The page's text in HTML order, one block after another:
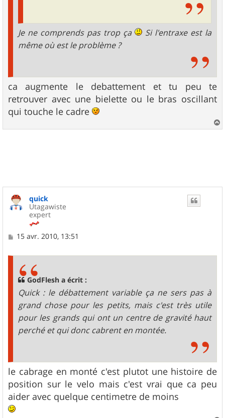
Je ne comprends pas trop ça
Si l'entraxe est la
même où est le problème ?
ca augmente le debattement et tu peu te
retrouver avec une bielette ou le bras oscillant
qui touche le cadre
a
quick
Utagawiste
expert
M15 avr. 2010, 13:51
GodFlesh a écrit :
Quick : le débattement variable ça ne sers pas à
grand chose pour les petits, mais c'est très utile
pour les grands qui ont un centre de gravité haut
perché et qui donc cabrent en montée.
le cabrage en monté c'est plutot une histoire de
position sur le velo mais c'est vrai que ca peu
aider avec quelque centimetre de moins